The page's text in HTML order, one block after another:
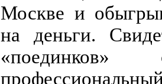
Москве и
на деньги.
«поединков»